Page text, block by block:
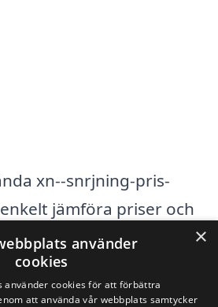
xn--snrjning-pris-
jämföra priser och
företag. Tjänsten är
hjälpa dig att få flera
så att du kan välja
×
använder
cookies
använder cookies för att förbättra
att använda vår webbplats samtycker